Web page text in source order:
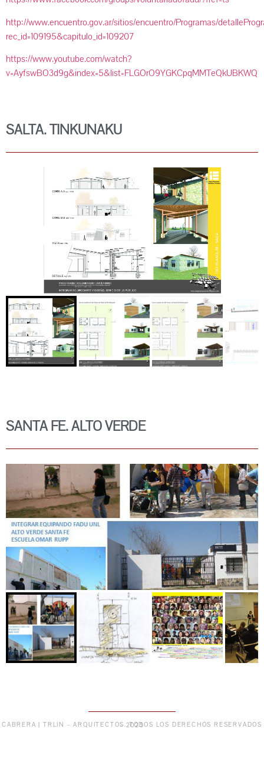
http://www.encuentro.gov.ar/sitios/encuentro/Programas/
rec_id=109195&capitulo_id=109207
https://www.youtube.com/watch?
v=AyfswBO3d9g&index=5&list=FLGOrO9YGKCpqMMTeQkUBKWQ
SALTA. TINKUNAKU
SANTA FE. ALTO VERDE
CABRERA | TRLIN – ARQUITECTOS. TODOS LOS DERECHOS RESERVADOS – 2025